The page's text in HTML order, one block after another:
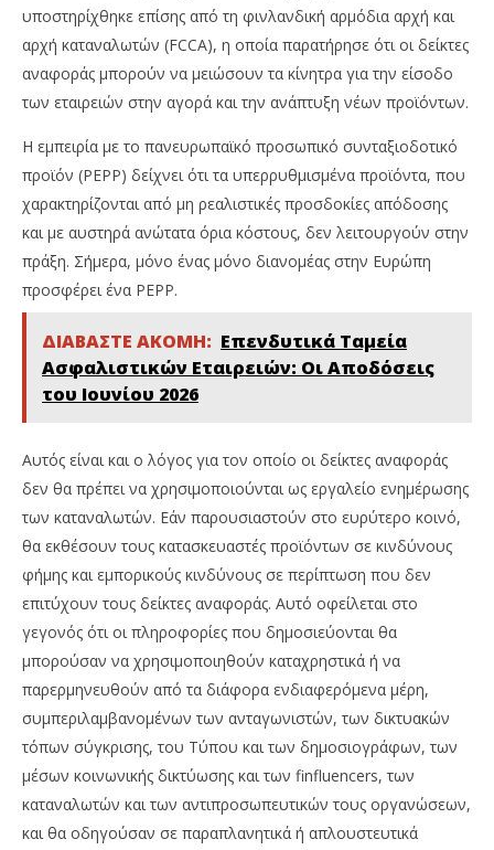
υποστηρίχθηκε επίσης από τη φινλανδική αρμόδια αρχή και
αρχή καταναλωτών (FCCA), η οποία παρατήρησε ότι οι δείκτες
αναφοράς μπορούν να μειώσουν τα κίνητρα για την είσοδο
των εταιρειών στην αγορά και την ανάπτυξη νέων προϊόντων.
Η εμπειρία με το πανευρωπαϊκό προσωπικό συνταξιοδοτικό
προϊόν (PEPP) δείχνει ότι τα υπερρυθμισμένα προϊόντα, που
χαρακτηρίζονται από μη ρεαλιστικές προσδοκίες απόδοσης
και με αυστηρά ανώτατα όρια κόστους, δεν λειτουργούν στην
πράξη. Σήμερα, μόνο ένας μόνο διανομέας στην Ευρώπη
προσφέρει ένα PEPP.
ΔΙΑΒΑΣΤΕ ΑΚΟΜΗ: Επενδυτικά Ταμεία
Ασφαλιστικών Εταιρειών: Οι Αποδόσεις
του Ιουνίου 2026
Αυτός είναι και ο λόγος για τον οποίο οι δείκτες αναφοράς
δεν θα πρέπει να χρησιμοποιούνται ως εργαλείο ενημέρωσης
των καταναλωτών. Εάν παρουσιαστούν στο ευρύτερο κοινό,
θα εκθέσουν τους κατασκευαστές προϊόντων σε κινδύνους
φήμης και εμπορικούς κινδύνους σε περίπτωση που δεν
επιτύχουν τους δείκτες αναφοράς. Αυτό οφείλεται στο
γεγονός ότι οι πληροφορίες που δημοσιεύονται θα
μπορούσαν να χρησιμοποιηθούν καταχρηστικά ή να
παρερμηνευθούν από τα διάφορα ενδιαφερόμενα μέρη,
συμπεριλαμβανομένων των ανταγωνιστών, των δικτυακών
τόπων σύγκρισης, του Τύπου και των δημοσιογράφων, των
μέσων κοινωνικής δικτύωσης και των finfluencers, των
καταναλωτών και των αντιπροσωπευτικών τους οργανώσεων,
και θα οδηγούσαν σε παραπλανητικά ή απλουστευτικά